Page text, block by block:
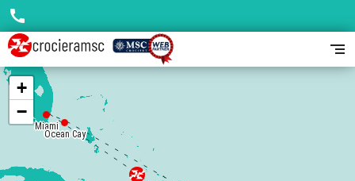
Miami
Ocean Cay
+
−
call
segment